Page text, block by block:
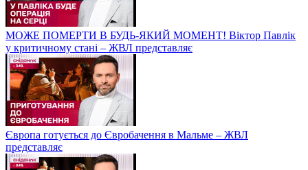
МОЖЕ ПОМЕРТИ В БУДЬ-ЯКИЙ МОМЕНТ! Віктор Павлік
у критичному стані – ЖВЛ представляє
Європа готується до Євробачення в Мальме – ЖВЛ
представляє